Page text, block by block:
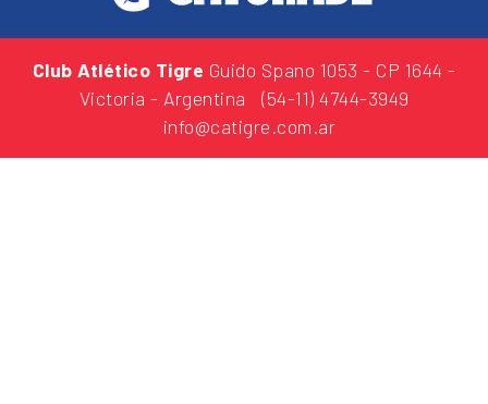
Club Atlético Tigre Guido Spano 1053 - CP 1644 -
Victoria - Argentina
(54-11) 4744-3949
info@catigre.com.ar